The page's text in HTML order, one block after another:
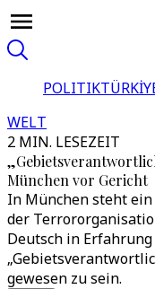
POLITIK
WELT
2 MIN. LESEZEIT
München vor Gericht
In München steht
der
Deutsch in
gewesen zu sein.